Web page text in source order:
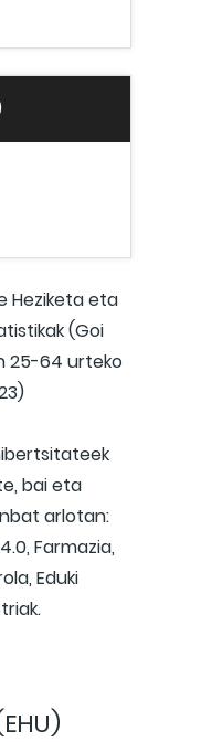
Heziketa eta
(Goi
25-64 urteko
bai eta
arlotan:
Farmazia,
Eduki